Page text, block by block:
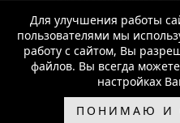
деятельности или хобби,
Мне нравится создавать
красивые и удобные
всем
Для улучшения работы
пользователями мы
работу с сайтом, Вы
файлов. Вы всегда
настройках
ПОНИМАЮ И